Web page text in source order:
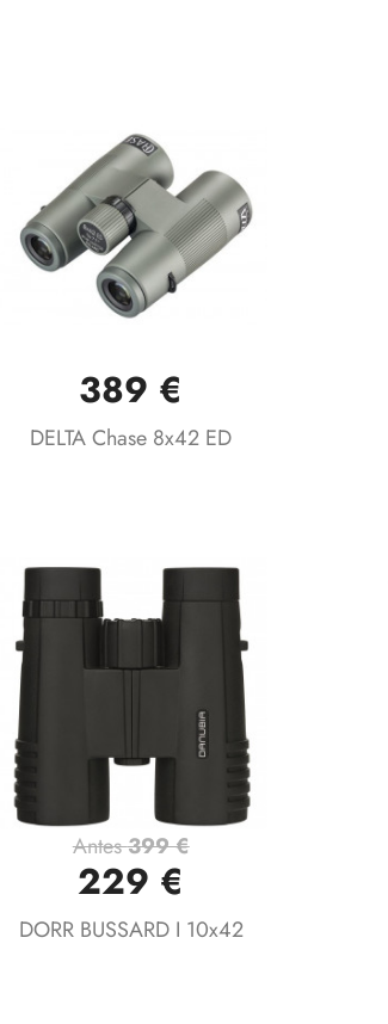
Vista rápida
389 €
DELTA Chase 8x42 ED
Vista rápida
Antes399 €
229 €
DORR BUSSARD I 10x42